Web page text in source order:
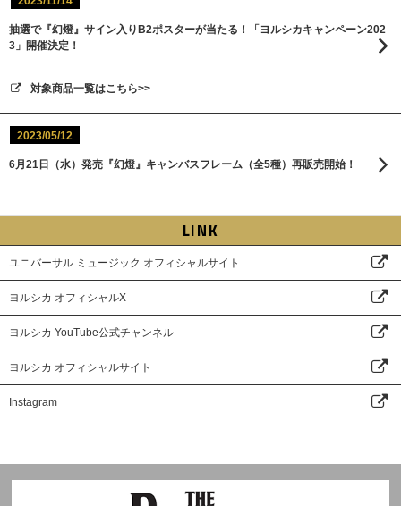
抽選で『幻燈』サイン入りB2ポスターが当たる！「ヨルシカキャンペーン202
3」開催決定！
対象商品一覧はこちら>>
2023/05/12
6月21日（水）発売『幻燈』キャンバスフレーム（全5種）再販売開始！
LINK
ユニバーサル ミュージック オフィシャルサイト
ヨルシカ オフィシャルX
ヨルシカ YouTube公式チャンネル
ヨルシカ オフィシャルサイト
Instagram